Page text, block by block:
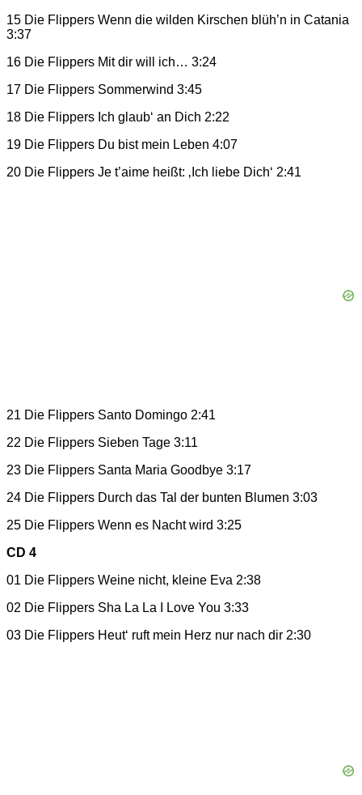
15 Die Flippers Wenn die wilden Kirschen blüh’n in Catania
3:37
16 Die Flippers Mit dir will ich… 3:24
17 Die Flippers Sommerwind 3:45
18 Die Flippers Ich glaub‘ an Dich 2:22
19 Die Flippers Du bist mein Leben 4:07
20 Die Flippers Je t’aime heißt: ‚Ich liebe Dich‘ 2:41
21 Die Flippers Santo Domingo 2:41
22 Die Flippers Sieben Tage 3:11
23 Die Flippers Santa Maria Goodbye 3:17
24 Die Flippers Durch das Tal der bunten Blumen 3:03
25 Die Flippers Wenn es Nacht wird 3:25
CD 4
01 Die Flippers Weine nicht, kleine Eva 2:38
02 Die Flippers Sha La La I Love You 3:33
03 Die Flippers Heut‘ ruft mein Herz nur nach dir 2:30